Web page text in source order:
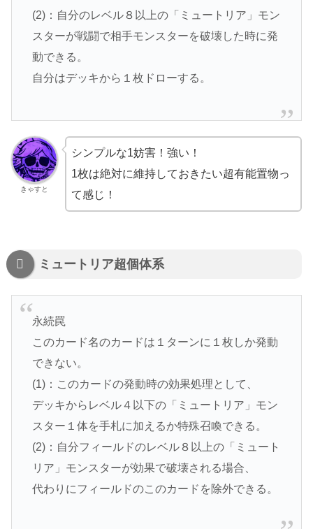
(2)：自分のレベル８以上の「ミュートリア」モン
スターが戦闘で相手モンスターを破壊した時に発
動できる。
自分はデッキから１枚ドローする。
きゃすと
シンプルな1妨害！強い！
1枚は絶対に維持しておきたい超有能置物っ
て感じ！
ミュートリア超個体系
永続罠
このカード名のカードは１ターンに１枚しか発動
できない。
(1)：このカードの発動時の効果処理として、
デッキからレベル４以下の「ミュートリア」モン
スター１体を手札に加えるか特殊召喚できる。
(2)：自分フィールドのレベル８以上の「ミュート
リア」モンスターが効果で破壊される場合、
代わりにフィールドのこのカードを除外できる。